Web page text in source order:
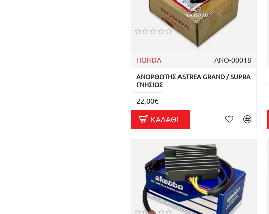
HONDA ΑΝΟ-00018
ΑΝΟΡΘΩΤΗΣ ASTREA GRAND / SUPRA
ΓΝΗΣΙΟΣ
22,00€
ΚΑΛΆΘΙ